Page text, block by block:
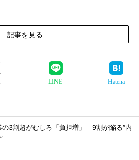
記事を見る
LINE Hatena
の3割超がむしろ「負担増」 9割が陥る“内